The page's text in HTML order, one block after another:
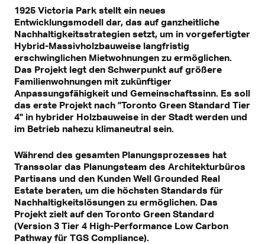
1925 Victoria Park stellt ein neues
Entwicklungsmodell dar, das auf ganzheitliche
Nachhaltigkeitsstrategien setzt, um in vorgefertigter
Hybrid-Massivholzbauweise langfristig
erschwinglichen Mietwohnungen zu ermöglichen.
Das Projekt legt den Schwerpunkt auf größere
Familienwohnungen mit zukünftiger
Anpassungsfähigkeit und Gemeinschaftssinn. Es soll
das erste Projekt nach "Toronto Green Standard Tier
4" in hybrider Holzbauweise in der Stadt werden und
im Betrieb nahezu klimaneutral sein.
Während des gesamten Planungsprozesses hat
Transsolar das Planungsteam des Architekturbüros
Partisans und den Kunden Well Grounded Real
Estate beraten, um die höchsten Standards für
Nachhaltigkeitslösungen zu ermöglichen. Das
Projekt zielt auf den Toronto Green Standard
(Version 3 Tier 4 High-Performance Low Carbon
Pathway für TGS Compliance).